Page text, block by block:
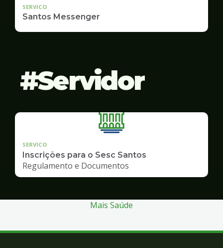
SERVICO
Santos Messenger
Servidor
SERVICO
Inscrições para o Sesc Santos
Regulamento e Documentos
Mais Saúde